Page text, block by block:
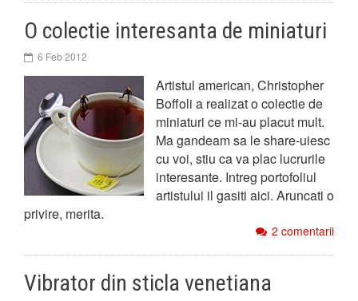
O colectie interesanta de miniaturi
6 Feb 2012
Artistul american, Christopher
Boffoli a realizat o colectie de
miniaturi ce mi-au placut mult.
Ma gandeam sa le share-uiesc
cu voi, stiu ca va plac lucrurile
interesante. Intreg portofoliul
artistului il gasiti aici. Aruncati o
privire, merita.
2 comentarii
Vibrator din sticla venetiana